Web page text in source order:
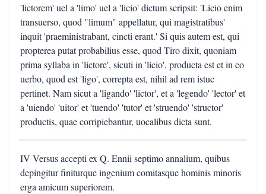
'lictorem' uel a 'limo' uel a 'licio' dictum scripsit: 'Licio enim
transuerso, quod "limum" appellatur, qui magistratibus'
inquit 'praeministrabant, cincti erant.' Si quis autem est, qui
propterea putat probabilius esse, quod Tiro dixit, quoniam
prima syllaba in 'lictore', sicuti in 'licio', producta est et in eo
uerbo, quod est 'ligo', correpta est, nihil ad rem istuc
pertinet. Nam sicut a 'ligando' 'lictor', et a 'legendo' 'lector' et
a 'uiendo' 'uitor' et 'tuendo' 'tutor' et 'struendo' 'structor'
productis, quae corripiebantur, uocalibus dicta sunt.
IV Versus accepti ex Q. Ennii septimo annalium, quibus
depingitur finiturque ingenium comitasque hominis minoris
erga amicum superiorem.